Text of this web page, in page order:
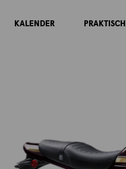
KALENDER PRAKTISCH